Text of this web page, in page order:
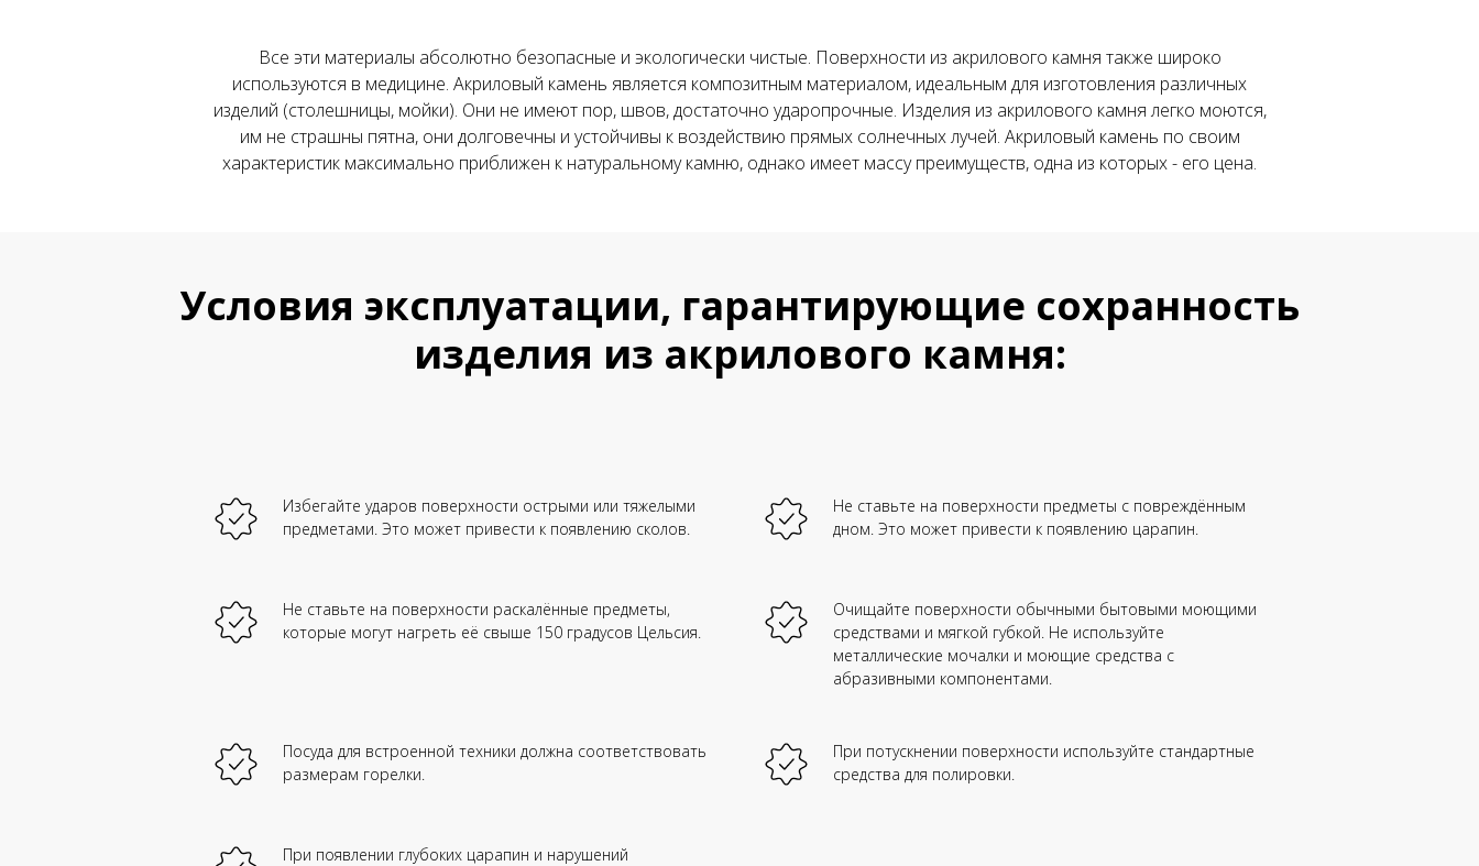
Все эти материалы абсолютно безопасные и экологически чистые. Поверхности из акрилового камня также широко
используются в медицине. Акриловый камень является композитным материалом, идеальным для изготовления различных
изделий (столешницы, мойки). Они не имеют пор, швов, достаточно ударопрочные. Изделия из акрилового камня легко моются,
им не страшны пятна, они долговечны и устойчивы к воздействию прямых солнечных лучей. Акриловый камень по своим
характеристик максимально приближен к натуральному камню, однако имеет массу преимуществ, одна из которых - его цена.
Условия эксплуатации, гарантирующие сохранность
изделия из акрилового камня:
Избегайте ударов поверхности острыми или тяжелыми
предметами. Это может привести к появлению сколов.
Не ставьте на поверхности предметы с повреждённым
дном. Это может привести к появлению царапин.
Не ставьте на поверхности раскалённые предметы,
которые могут нагреть её свыше 150 градусов Цельсия.
Очищайте поверхности обычными бытовыми моющими
средствами и мягкой губкой. Не используйте
металлические мочалки и моющие средства с
абразивными компонентами.
Посуда для встроенной техники должна соответствовать
размерам горелки.
При потускнении поверхности используйте стандартные
средства для полировки.
При появлении глубоких царапин и нарушений